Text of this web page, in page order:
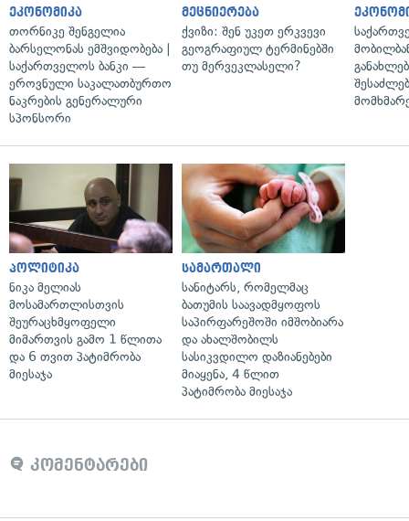
ეკონომიკა
თორნიკე შენგელია
ბარსელონას ემშვიდობება |
საქართველოს ბანკი —
ეროვნული საკალათბურთო
ნაკრების გენერალური
სპონსორი
მეცნიერება
ქვიზი: შენ უკეთ ერკვევი
გეოგრაფიულ ტერმინებში
თუ მერვეკლასელი?
პოლიტიკა
ნიკა მელიას
მოსამართლისთვის
შეურაცხმყოფელი
მიმართვის გამო 1 წლითა
და 6 თვით პატიმრობა
მიესაჯა
სამართალი
სანიტარს, რომელმაც
ბათუმის საავადმყოფოს
საპირფარეშოში იმშობიარა
და ახალშობილს
სასიკვდილო დაზიანებები
მიაყენა, 4 წლით
პატიმრობა მიესაჯა
კომენტარები